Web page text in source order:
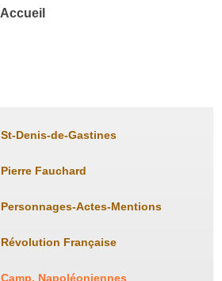
Accueil
St-Denis-de-Gastines
Pierre Fauchard
Personnages-Actes-Mentions
Révolution Française
Camp. Napoléoniennes